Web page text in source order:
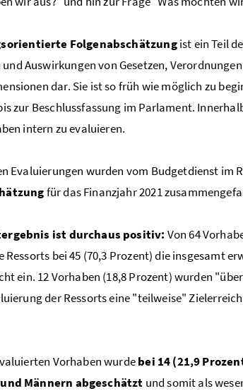
Folgenabschätzungist ein Teil
Auswirkungen von Gesetzen,
dar. Sie ist so früh wie möglich zu
zur Beschlussfassung im Parlament.
intern zu evaluieren.
Evaluierungen wurden vom Budgetdienst im
für das Finanzjahr 2021
ist durchaus positiv: Von 64
Ressorts bei 45 (70,3 Prozent) die insgesamt
ein. 12 Vorhaben (18,8 Prozent) wurden
der Ressorts eine "teilweise"
Vorhaben wurdebei 14 (21,9
Männern abgeschätzt und somit als